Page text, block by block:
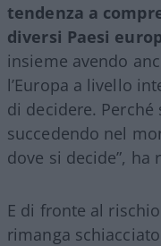
tendenza a
diversi Paesi
insieme avendo
l’Europa a livello
di decidere.
succedendo nel
dove si decide”,
E di fronte al
rimanga